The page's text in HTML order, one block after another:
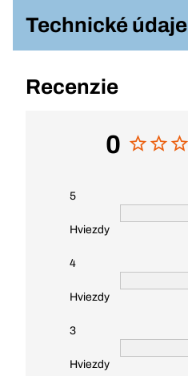
Technické údaje
Recenzie
0
5
Hviezdy
4
Hviezdy
3
Hviezdy